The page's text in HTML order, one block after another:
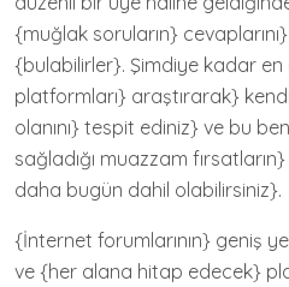
{muğlak soruların}
{bulabilirler}. Şimdiye kadar
platformları} araştırarak}
olanını} tespit ediniz} ve bu
sağladığı muazzam
daha bugün dahil olabilirsiniz}.
{İnternet forumlarının} geniş
ve {her alana hitap edecek}